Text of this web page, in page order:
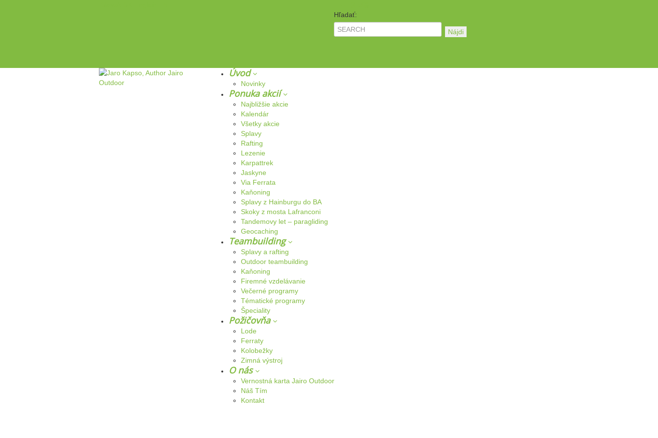
Hľadať:
Úvod
Novinky
Ponuka akcií
Najbližšie akcie
Kalendár
Všetky akcie
Splavy
Rafting
Lezenie
Karpattrek
Jaskyne
Via Ferrata
Kaňoning
Splavy z Hainburgu do BA
Skoky z mosta Lafranconi
Tandemovy let – paragliding
Geocaching
Teambuilding
Splavy a rafting
Outdoor teambuilding
Kaňoning
Firemné vzdelávanie
Večerné programy
Tématické programy
Špeciality
Požičovňa
Lode
Ferraty
Kolobežky
Zimná výstroj
O nás
Vernostná karta Jairo Outdoor
Náš Tím
Kontakt